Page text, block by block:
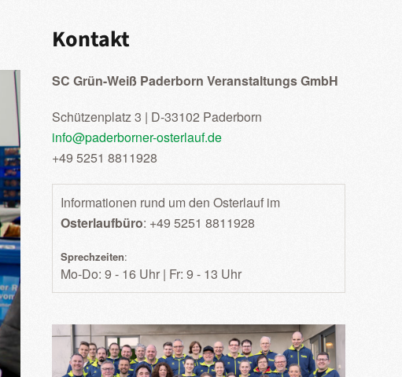
Kontakt
SC Grün-Weiß Paderborn Veranstaltungs GmbH
Schützenplatz 3 | D-33102 Paderborn
info@paderborner-osterlauf.de
+49 5251 8811928
Informationen rund um den Osterlauf im
Osterlaufbüro: +49 5251 8811928
Sprechzeiten:
Mo-Do: 9 - 16 Uhr | Fr: 9 - 13 Uhr